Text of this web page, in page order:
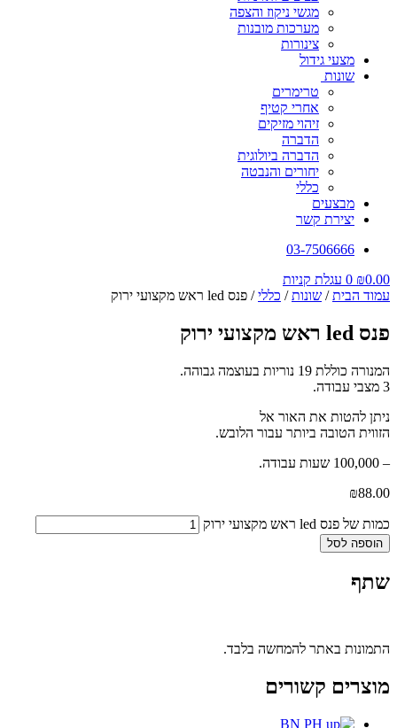
מגשי ניקוז והצפה
מערכות מובנות
צינורות
מצעי גידול
שונות
טרימרים
אחרי קטיף
זיהוי מזיקים
הדברה
הדברה ביולוגית
יחורים והנבטה
כללי
מבצעים
יצירת קשר
03-7506666
₪0.00
0 עגלת קניות
עמוד הבית/ שונות/ כללי/ פנס led ראש מקצועי ירוק
פנס led ראש מקצועי ירוק
המנורה כוללת 19 נוריות בעוצמה גבוהה.
3 מצבי עבודה.
ניתן להטות את האור אל
הזווית הטובה ביותר עבור הלובש.
– 100,000 שעות עבודה.
₪88.00
כמות של פנס led ראש מקצועי ירוק
הוספה לסל
שתף
התמונות באתר להמחשה בלבד.
מוצרים קשורים